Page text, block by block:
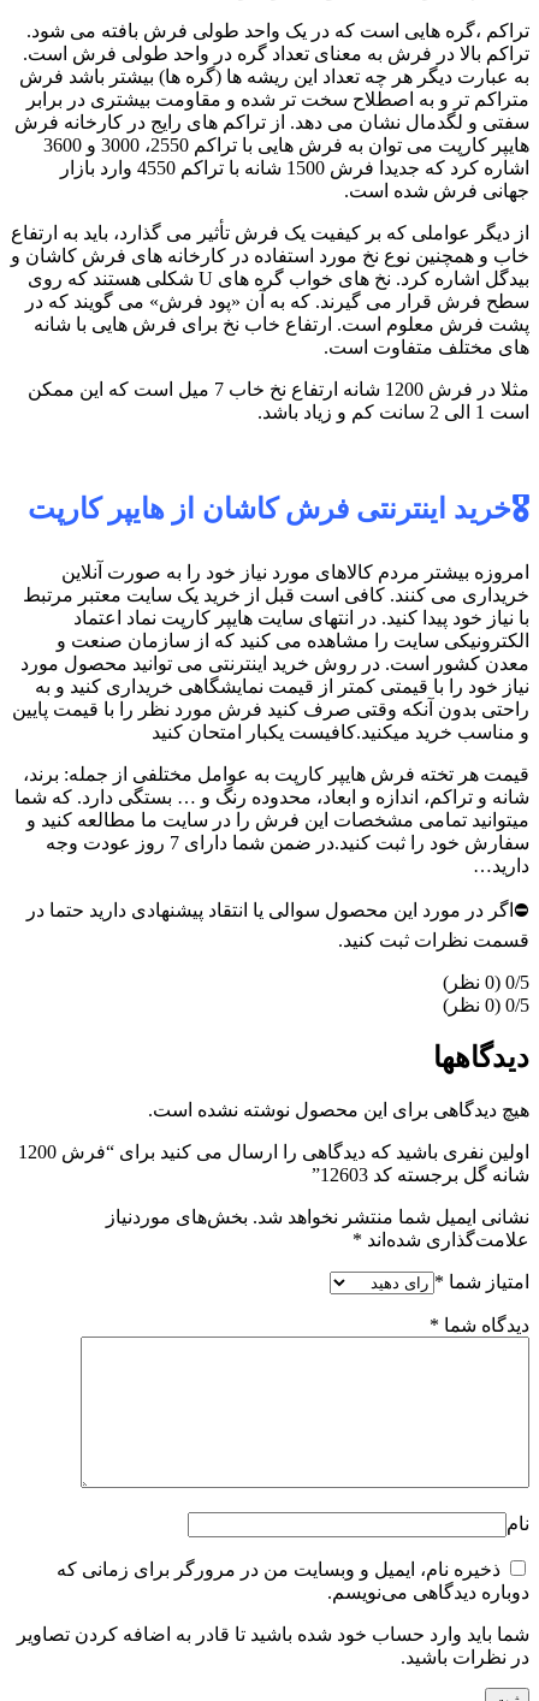
تراکم ،گره هایی است که در یک واحد طولی فرش بافته می شود.
تراکم بالا در فرش به معنای تعداد گره در واحد طولی فرش است.
به عبارت دیگر هر چه تعداد این ریشه ها (گره ها) بیشتر باشد فرش
متراکم تر و به اصطلاح سخت تر شده و مقاومت بیشتری در برابر
سفتی و لگدمال نشان می دهد. از تراکم های رایج در کارخانه فرش
هایپر کارپت می توان به فرش هایی با تراکم 2550، 3000 و 3600
اشاره کرد که جدیدا فرش 1500 شانه با تراکم 4550 وارد بازار
جهانی فرش شده است.
از دیگر عواملی که بر کیفیت یک فرش تأثیر می گذارد، باید به ارتفاع
خاب و همچنین نوع نخ مورد استفاده در کارخانه های فرش کاشان و
بیدگل اشاره کرد. نخ های خواب گره های U شکلی هستند که روی
سطح فرش قرار می گیرند. که به آن «پود فرش» می گویند که در
پشت فرش معلوم است. ارتفاع خاب نخ برای فرش هایی با شانه
های مختلف متفاوت است.
مثلا در فرش 1200 شانه ارتفاع نخ خاب 7 میل است که این ممکن
است 1 الی 2 سانت کم و زیاد باشد.
🎖️خرید اینترنتی فرش کاشان از هایپر کارپت
امروزه بیشتر مردم کالاهای مورد نیاز خود را به صورت آنلاین
خریداری می کنند. کافی است قبل از خرید یک سایت معتبر مرتبط
با نیاز خود پیدا کنید. در انتهای سایت هایپر کارپت نماد اعتماد
الکترونیکی سایت را مشاهده می کنید که از سازمان صنعت و
معدن کشور است. در روش خرید اینترنتی می توانید محصول مورد
نیاز خود را با قیمتی کمتر از قیمت نمایشگاهی خریداری کنید و به
راحتی بدون آنکه وقتی صرف کنید فرش مورد نظر را با قیمت پایین
و مناسب خرید میکنید.کافیست یکبار امتحان کنید
قیمت هر تخته فرش هایپر کارپت به عوامل مختلفی از جمله: برند،
شانه و تراکم، اندازه و ابعاد، محدوده رنگ و … بستگی دارد. که شما
میتوانید تمامی مشخصات این فرش را در سایت ما مطالعه کنید و
سفارش خود را ثبت کنید.در ضمن شما دارای 7 روز عودت وجه
دارید…
⛔اگر در مورد این محصول سوالی یا انتقاد پیشنهادی دارید حتما در
قسمت نظرات ثبت کنید.
‫0/5
‫0/5
دیدگاهها
هیچ دیدگاهی برای این محصول نوشته نشده است.
اولین نفری باشید که دیدگاهی را ارسال می کنید برای “فرش 1200
شانه گل برجسته کد 12603”
نشانی ایمیل شما منتشر نخواهد شد. بخش‌های موردنیاز
علامت‌گذاری شده‌اند *
امتیاز شما *
دیدگاه شما *
نام
ذخیره نام، ایمیل و وبسایت من در مرورگر برای زمانی که
دوباره دیدگاهی می‌نویسم.
شما باید وارد حساب خود شده باشید تا قادر به اضافه کردن تصاویر
در نظرات باشید.